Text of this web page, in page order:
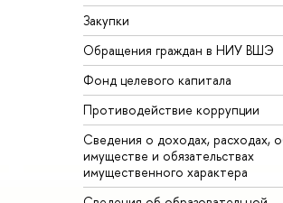
Закупки
Обращения граждан в НИУ ВШЭ
Фонд целевого капитала
Противодействие коррупции
Сведения о доходах, расходах,
имуществе и обязательствах
имущественного характера